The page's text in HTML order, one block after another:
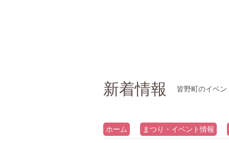
新着情報 皆野町のイベン
ホーム まつり・イベント情報